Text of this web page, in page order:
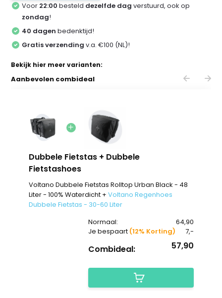
Voor 22:00 besteld dezelfde dag verstuurd, ook op
zondag!
40 dagen bedenktijd!
Gratis verzending v.a. €100 (NL)!
Bekijk hier meer varianten:
Aanbevolen combideal
Dubbele Fietstas + Dubbele
Fietstashoes
Voltano Dubbele Fietstas Rolltop Urban Black - 48
Liter - 100% Waterdicht + Voltano Regenhoes
Dubbele Fietstas - 30-60 Liter
Normaal:
64,90
Je bespaart (12% Korting) 7,-
Combideal: 57,90